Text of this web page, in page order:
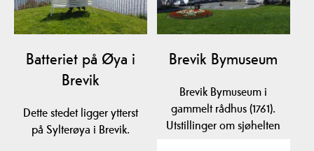
Batteriet på Øya i
Brevik
Dette stedet ligger ytterst
på Sylterøya i Brevik.
Brevik Bymuseum
Brevik Bymuseum i
gammelt rådhus (1761).
Utstillinger om sjøhelten